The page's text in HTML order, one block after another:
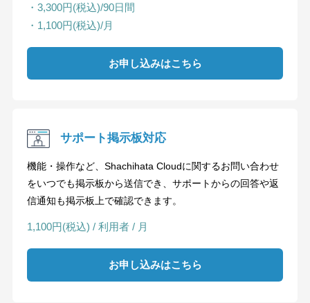
・3,300円(税込)/90日間
・1,100円(税込)/月
お申し込みはこちら
サポート掲示板対応
機能・操作など、Shachihata Cloudに関するお問い合わせ
をいつでも掲示板から送信でき、サポートからの回答や返
信通知も掲示板上で確認できます。
1,100円(税込) / 利用者 / 月
お申し込みはこちら